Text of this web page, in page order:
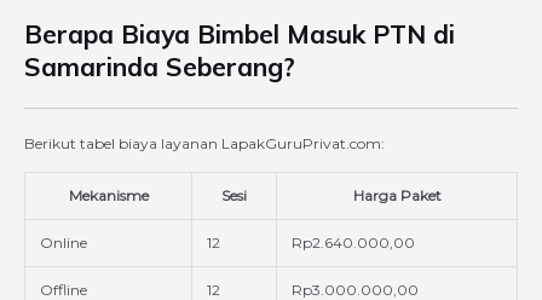
Berapa Biaya Bimbel Masuk PTN di
Samarinda Seberang?
Berikut tabel biaya layanan LapakGuruPrivat.com:
Mekanisme Sesi Harga Paket
Online 12 Rp2.640.000,00
Offline 12 Rp3.000.000,00